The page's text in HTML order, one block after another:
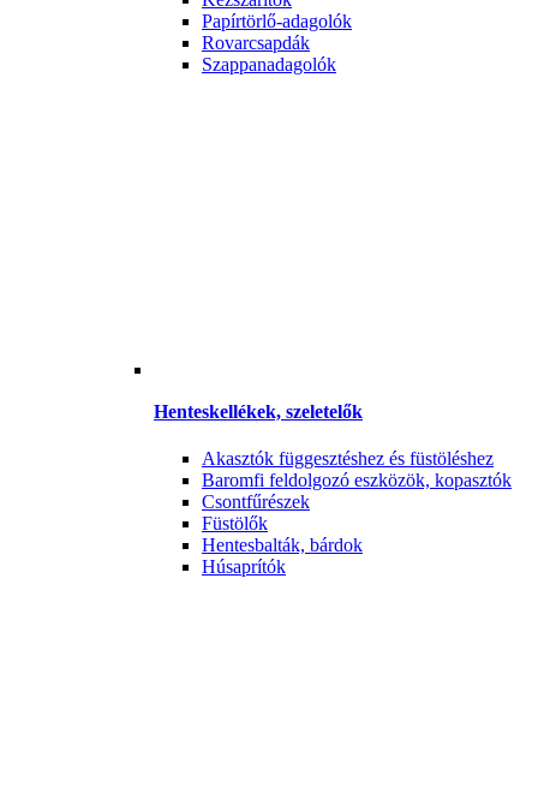
Papírtörlő-adagolók
Rovarcsapdák
Szappanadagolók
Henteskellékek, szeletelők
Akasztók függesztéshez és füstöléshez
Baromfi feldolgozó eszközök, kopasztók
Csontfűrészek
Füstölők
Hentesbalták, bárdok
Húsaprítók